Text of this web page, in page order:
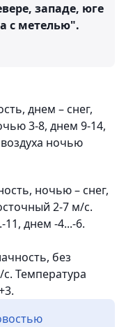
западе, юге
с метелью".
днем – снег,
3-8, днем 9-14,
ночью
ночью – снег,
2-7 м/с.
днем -4...-6.
без
Температура